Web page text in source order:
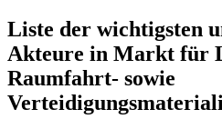
Liste der wichtigsten
Akteure in Markt für
Raumfahrt- sowie